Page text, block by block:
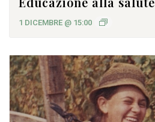
1 DICEMBRE @ 15:00